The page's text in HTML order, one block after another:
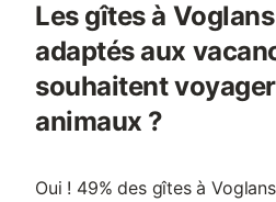
Les gîtes à
adaptés aux
souhaitent
animaux ?
Oui ! 49% des gîtes à